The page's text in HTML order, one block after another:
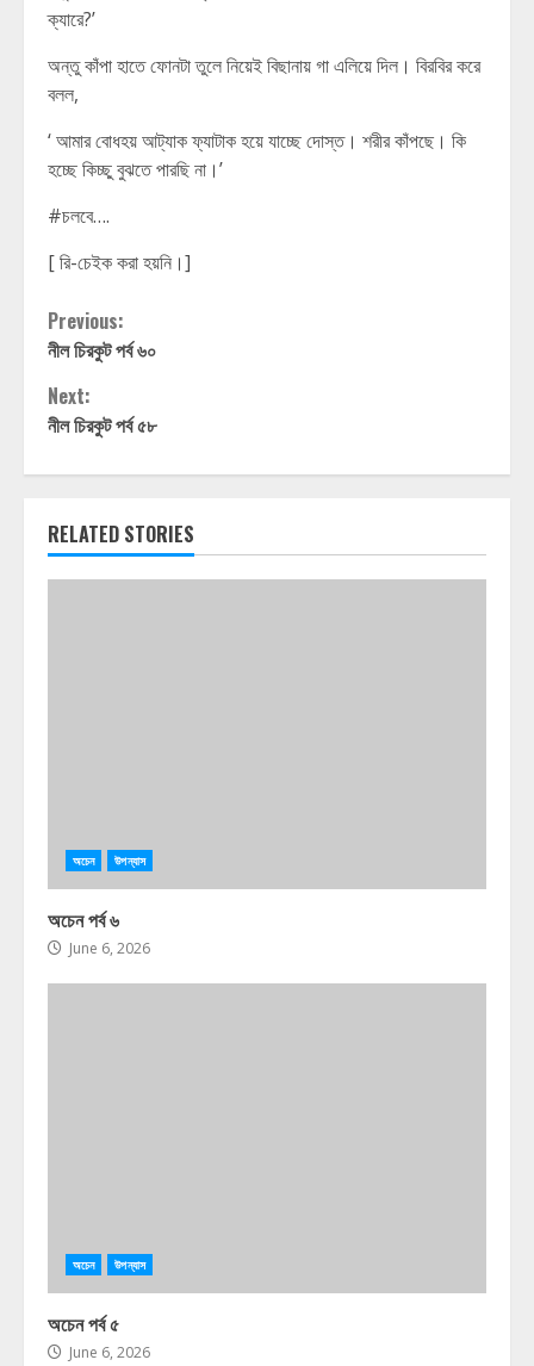
ক্যারে?’
অন্তু কাঁপা হাতে ফোনটা তুলে নিয়েই বিছানায় গা এলিয়ে দিল। বিরবির করে
বলল,
‘ আমার বোধহয় আট্যাক ফ্যাটাক হয়ে যাচ্ছে দোস্ত। শরীর কাঁপছে। কি
হচ্ছে কিচ্ছু বুঝতে পারছি না।’
#চলবে….
[ রি-চেইক করা হয়নি।]
Continue
Reading
Previous:
নীল চিরকুট পর্ব ৬০
Next:
নীল চিরকুট পর্ব ৫৮
RELATED STORIES
অচেন উপন্যাস
অচেন পর্ব ৬
June 6, 2026
অচেন উপন্যাস
অচেন পর্ব ৫
June 6, 2026